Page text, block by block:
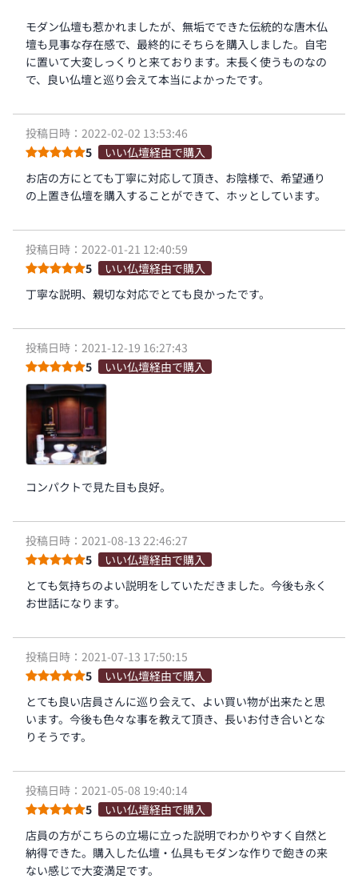
モダン仏壇も惹かれましたが、無垢でできた伝統的な唐木仏
壇も見事な存在感で、最終的にそちらを購入しました。自宅
に置いて大変しっくりと来ております。末長く使うものなの
で、良い仏壇と巡り会えて本当によかったです。
投稿日時：2022-02-02 13:53:46
5
いい仏壇経由で購入
お店の方にとても丁寧に対応して頂き、お陰様で、希望通り
の上置き仏壇を購入することができて、ホッとしています。
投稿日時：2022-01-21 12:40:59
5
いい仏壇経由で購入
丁寧な説明、親切な対応でとても良かったです。
投稿日時：2021-12-19 16:27:43
5
いい仏壇経由で購入
コンパクトで見た目も良好。
投稿日時：2021-08-13 22:46:27
5
いい仏壇経由で購入
とても気持ちのよい説明をしていただきました。今後も永く
お世話になります。
投稿日時：2021-07-13 17:50:15
5
いい仏壇経由で購入
とても良い店員さんに巡り会えて、よい買い物が出来たと思
います。今後も色々な事を教えて頂き、長いお付き合いとな
りそうです。
投稿日時：2021-05-08 19:40:14
5
いい仏壇経由で購入
店員の方がこちらの立場に立った説明でわかりやすく自然と
納得できた。購入した仏壇・仏具もモダンな作りで飽きの来
ない感じで大変満足です。